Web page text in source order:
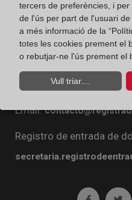
Colegio de
Diego de León, 21.
Teléfono:91 270 16 99
Fax:91 564 11 59
Email:
Registro de entrada de
tercers de preferències, i
de l'ús per part de l'usuari
a més informació de la
totes les cookies prement el
o rebutjar-ne l'ús prement el
Vull triar....